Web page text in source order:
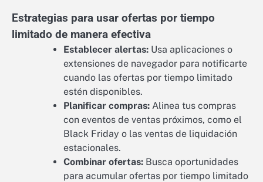
Estrategias para usar ofertas por tiempo
limitado de manera efectiva
Establecer alertas: Usa aplicaciones o
extensiones de navegador para notificarte
cuando las ofertas por tiempo limitado
estén disponibles.
Planificar compras: Alinea tus compras
con eventos de ventas próximos, como el
Black Friday o las ventas de liquidación
estacionales.
Combinar ofertas: Busca oportunidades
para acumular ofertas por tiempo limitado